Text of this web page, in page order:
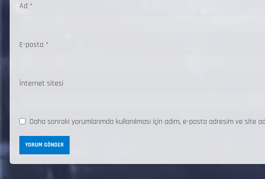
Ad *
E-posta *
İnternet sitesi
Daha sonraki yorumlarımda kullanılması için adım, e-posta adresim ve site